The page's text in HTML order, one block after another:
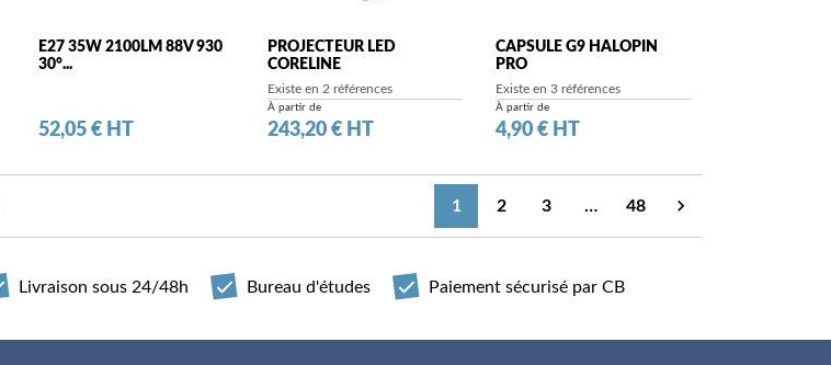
E27 35W 2100LM 88V 930
30°...
Prix
52,05 € HT
PROJECTEUR LED
CORELINE
Existe en 2 références
À partir de
Prix
243,20 € HT
CAPSULE G9 HALOPIN
PRO
Existe en 3 références
À partir de
Prix
4,90 € HT
1 2 3 … 48
Suivant

Livraison sous 24/48h Bureau d'études Paiement sécurisé par CB